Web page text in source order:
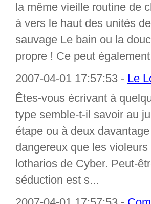
la même vieille routine de
à vers le haut des unités
sauvage Le bain ou la
propre ! Ce peut
2007-04-01 17:57:53 - Le
Êtes-vous écrivant à
type semble-t-il savoir au
étape ou à deux
dangereux que les
lotharios de Cyber. Peut-
séduction est s...